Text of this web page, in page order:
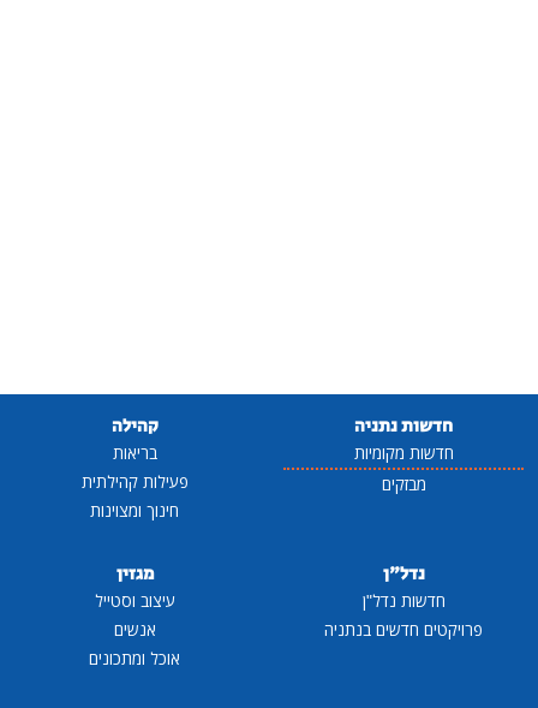
חדשות נתניה
חדשות מקומיות
מבזקים
קהילה
בריאות
פעילות קהילתית
חינוך ומצוינות
נדל"ן
חדשות נדל"ן
פרויקטים חדשים בנתניה
מגזין
עיצוב וסטייל
אנשים
אוכל ומתכונים